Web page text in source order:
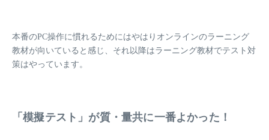
本番のPC操作に慣れるためにはやはり オンラインのラーニング
教材が向いている と感じ、それ以降はラーニング教材でテスト対
策はやっています。
「模擬テスト」が質・量共に一番よかった！